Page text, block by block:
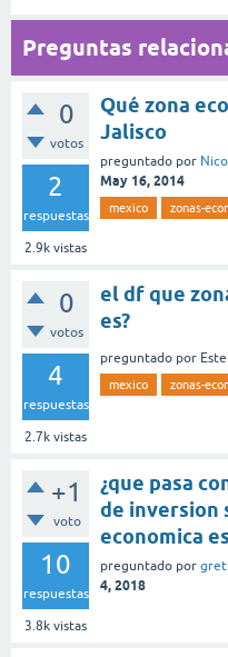
Preguntas
0
votos
2
respuestas
2.9k vistas
Qué zona
Jalisco
preguntado por
May 16, 2014
mexico zonas-
0
votos
4
respuestas
2.7k vistas
el df que
es?
preguntado por
mexico zonas-
+1
voto
10
respuestas
3.8k vistas
¿que pasa
de inversion
economica
preguntado por
4, 2018